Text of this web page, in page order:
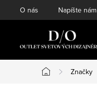
na
O nás Napíšte nám
Domov
Značky